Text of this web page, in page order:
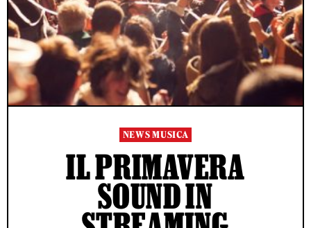
NEWS MUSICA
IL PRIMAVERA
SOUND IN